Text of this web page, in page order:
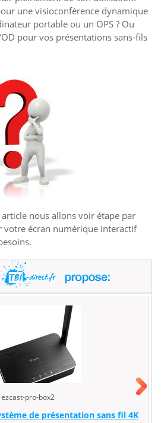
une visioconférence dynamique
portable ou un OPS ? Ou
pour vos présentations sans-fils
article nous allons voir étape par
votre écran numérique interactif
ezcast-pro-box2
de présentation sans fil 4K